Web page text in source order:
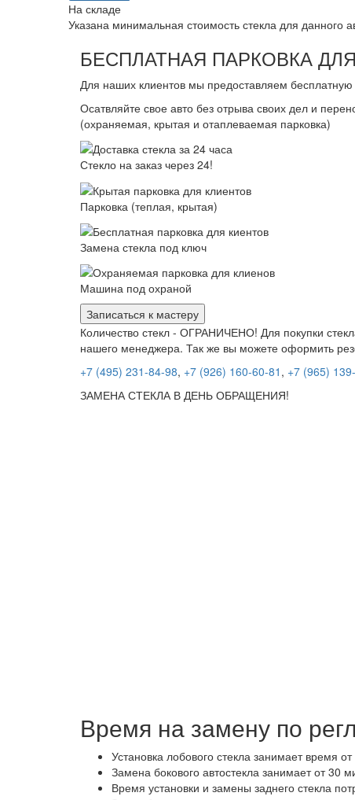
На складе
Указана минимальная стоимость стекла для данного
БЕСПЛАТНАЯ ПАРКОВКА
Для наших клиентов мы предоставляем
Осатвляйте свое авто без отрыва своих дел и
(охраняемая, крытая и отаплеваемая парковка)
Стекло на заказ через 24!
Парковка (теплая, крытая)
Замена стекла под ключ
Машина под охраной
Записаться к мастеру
Количество стекл - ОГРАНИЧЕНО! Для покупки
нашего менеджера. Так же вы можете оформить
+7 (495) 231-84-98, +7 (926) 160-60-81 , +7 (965)
ЗАМЕНА СТЕКЛА В ДЕНЬ ОБРАЩЕНИЯ!
Время на замену по
Установка лобового стекла занимает время
Замена бокового автостекла занимает от 30
Время установки и замены заднего стекла